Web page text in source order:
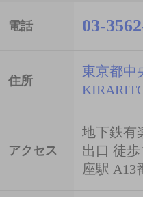
電話 03-
住所
東京都中
アクセス
地下鉄有
出口 徒
座駅 A13